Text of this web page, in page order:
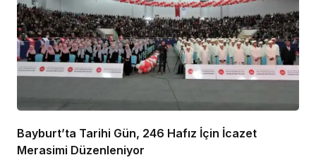
Bayburt’ta Tarihi Gün, 246 Hafız İçin İcazet
Merasimi Düzenleniyor